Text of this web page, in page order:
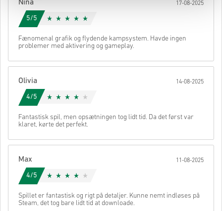
Nina 17-08-2025
5/5
Fænomenal grafik og flydende kampsystem. Havde ingen
problemer med aktivering og gameplay.
Olivia 14-08-2025
4/5
Fantastisk spil, men opsætningen tog lidt tid. Da det først var
klaret, kørte det perfekt.
Max 11-08-2025
4/5
Spillet er fantastisk og rigt på detaljer. Kunne nemt indløses på
Steam, det tog bare lidt tid at downloade.